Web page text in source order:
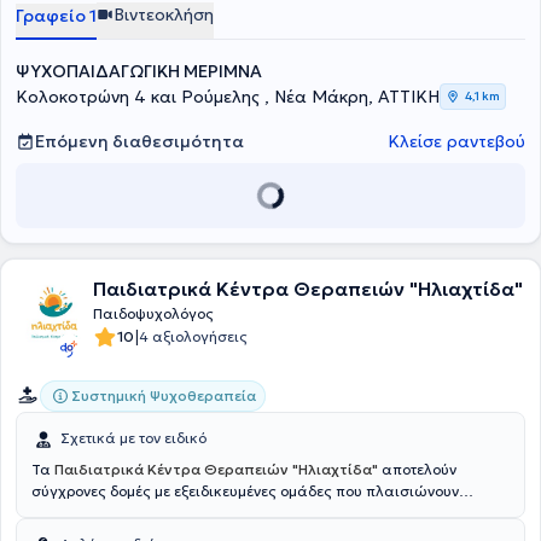
σχολικό περιβάλλον.
Γραφείο 1 Βιντεοκλήση
ΨΥΧΟΠΑΙΔΑΓΩΓΙΚΗ ΜΕΡΙΜΝΑ
Κολοκοτρώνη 4 και Ρούμελης , Νέα Μάκρη, ΑΤΤΙΚΗ
4,1 km
Επόμενη διαθεσιμότητα Κλείσε ραντεβού
Παιδιατρικά Κέντρα Θεραπειών "Ηλιαχτίδα"
Παιδοψυχολόγος
10|4 αξιολογήσεις
Συστημική Ψυχοθεραπεία
Σχετικά με τον ειδικό
Τα Παιδιατρικά Κέντρα Θεραπειών "Ηλιαχτίδα" αποτελούν
σύγχρονες δομές με εξειδικευμένες ομάδες που πλαισιώνουν
Γκερδιδάνης Δημήτρης